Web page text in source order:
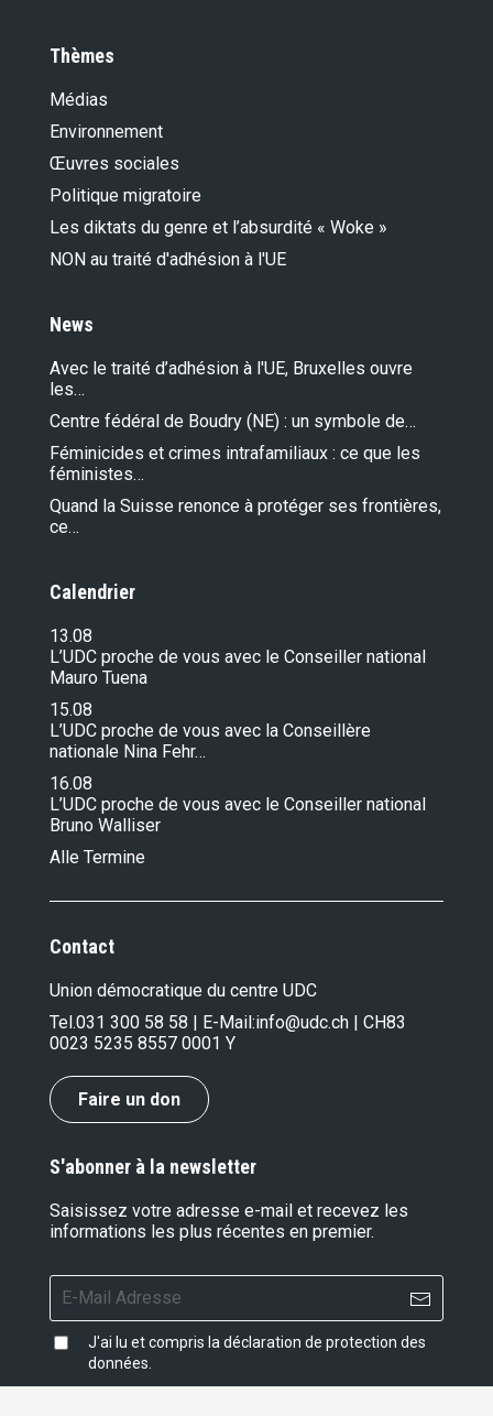
Thèmes
Médias
Environnement
Œuvres sociales
Politique migratoire
Les diktats du genre et l’absurdité « Woke »
NON au traité d'adhésion à l'UE
News
Avec le traité d’adhésion à l'UE, Bruxelles ouvre
les…
Centre fédéral de Boudry (NE) : un symbole de…
Féminicides et crimes intrafamiliaux : ce que les
féministes…
Quand la Suisse renonce à protéger ses frontières,
ce…
Calendrier
13.08
L’UDC proche de vous avec le Conseiller national
Mauro Tuena
15.08
L’UDC proche de vous avec la Conseillère
nationale Nina Fehr…
16.08
L’UDC proche de vous avec le Conseiller national
Bruno Walliser
Alle Termine
Contact
Union démocratique du centre UDC
Tel.031 300 58 58 | E-Mail:info@udc.ch | CH83
0023 5235 8557 0001 Y
Faire un don
S'abonner à la newsletter
Saisissez votre adresse e-mail et recevez les
informations les plus récentes en premier.
J'ai lu et compris la déclaration de protection des
données